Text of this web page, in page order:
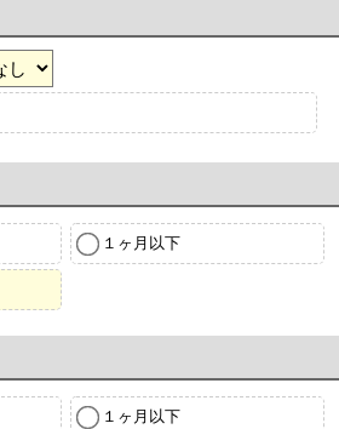
１ヶ月以下
１ヶ月以下